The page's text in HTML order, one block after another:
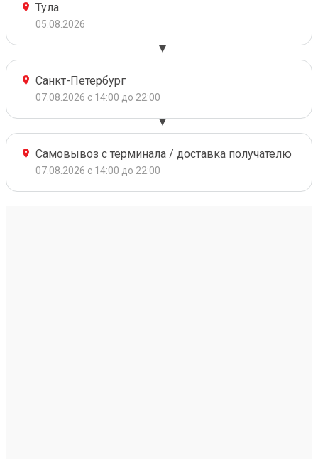
Тула
05.08.2026
Санкт-Петербург
07.08.2026 с 14:00 до 22:00
Самовывоз с терминала / доставка получателю
07.08.2026 с 14:00 до 22:00